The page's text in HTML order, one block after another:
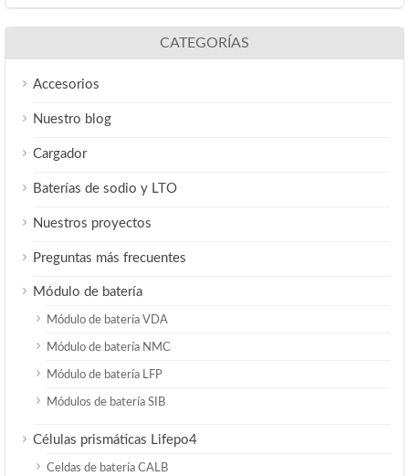
CATEGORÍAS
Accesorios
Nuestro blog
Cargador
Baterías de sodio y LTO
Nuestros proyectos
Preguntas más frecuentes
Módulo de batería
Módulo de batería VDA
Módulo de batería NMC
Módulo de batería LFP
Módulos de batería SIB
Células prismáticas Lifepo4
Celdas de batería CALB